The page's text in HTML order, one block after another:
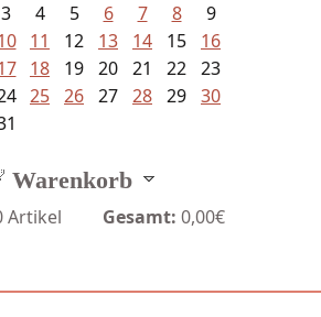
3
4 5 6 7 8
9
11 12 13 14 15
16
18 19 20 21 22 23
25 26 27 28 29 30
Warenkorb
Artikel Gesamt: 0,00€